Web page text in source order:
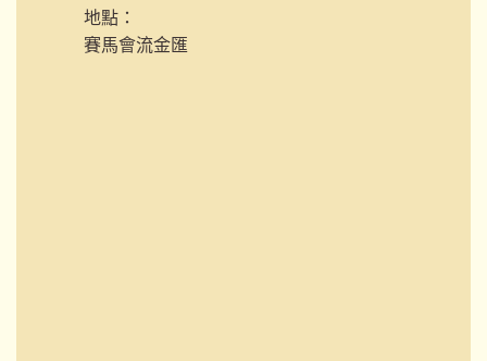
地點：
賽馬會流金匯